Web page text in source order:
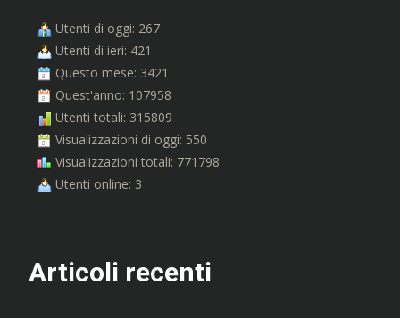
Utenti di oggi: 267
Utenti di ieri: 421
Questo mese: 3421
Quest'anno: 107958
Utenti totali: 315809
Visualizzazioni di oggi: 550
Visualizzazioni totali: 771798
Utenti online: 3
Articoli recenti